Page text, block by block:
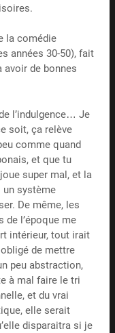
la comédie
années 30-50), fait
de bonnes
l’indulgence… Je
soit, ça relève
comme quand
et que tu
super mal, et la
un système
De même, les
l’époque me
intérieur, tout irait
de mettre
peu abstraction,
à mal faire le tri
et du vrai
elle serait
disparaitra si je